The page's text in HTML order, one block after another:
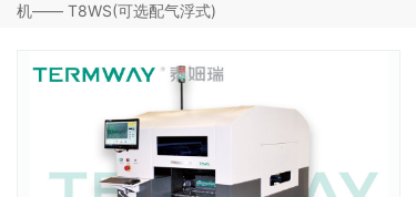
机—— T8WS(可选配气浮式)